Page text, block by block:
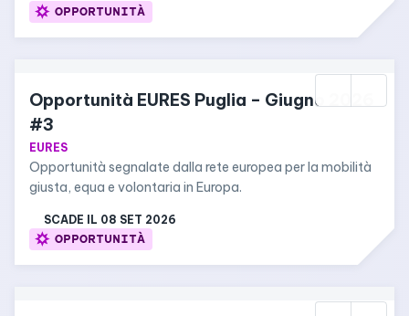
OPPORTUNITÀ
Opportunità EURES Puglia – Giugno 2026
#3
EURES
Opportunità segnalate dalla rete europea per la mobilità
giusta, equa e volontaria in Europa.
SCADE IL 08 SET 2026
OPPORTUNITÀ